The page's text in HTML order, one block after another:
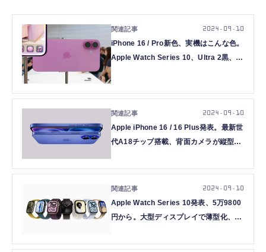
iPhone 16 / Pro新色、実機はこんな色。
Apple Watch Series 10、Ultra 2黒、
2024.09.10
Apple iPhone 16 / 16 Plus発表。最新世
代A18チップ搭載、背面カメラが縦型配
2024.09.10
Apple Watch Series 10発表、5万9800
円から。大型ディスプレイで薄型化、チ
2024.09.10